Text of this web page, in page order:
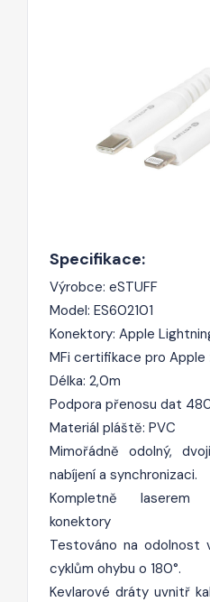
Specifikace:
Výrobce: eSTUFF
Model: ES602101
Konektory: Apple
MFi certifikace pro Apple
Délka: 2,0m
Podpora přenosu dat
Materiál pláště: PVC
Mimořádně odolný,
nabíjení a synchronizaci.
Kompletně laserem
konektory
Testováno na
cyklům ohybu o 180°.
Kevlarové dráty uvnitř